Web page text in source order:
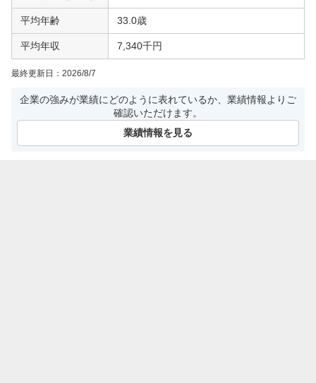
平均年齢 33.0歳
平均年収 7,340千円
最終更新日： 2026/8/7
企業の強みが業績にどのように表れているか、業績情報よりご
確認いただけます。
業績情報を見る